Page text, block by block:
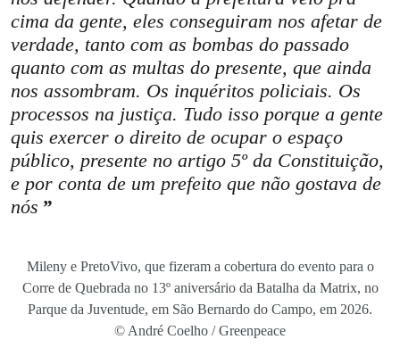
cima da gente, eles conseguiram nos afetar de
verdade, tanto com as bombas do passado
quanto com as multas do presente, que ainda
nos assombram. Os inquéritos policiais. Os
processos na justiça. Tudo isso porque a gente
quis exercer o direito de ocupar o espaço
público, presente no artigo 5º da Constituição,
e por conta de um prefeito que não gostava de
nós
Mileny e PretoVivo, que fizeram a cobertura do evento para o
Corre de Quebrada no 13º aniversário da Batalha da Matrix, no
Parque da Juventude, em São Bernardo do Campo, em 2026.
© André Coelho / Greenpeace